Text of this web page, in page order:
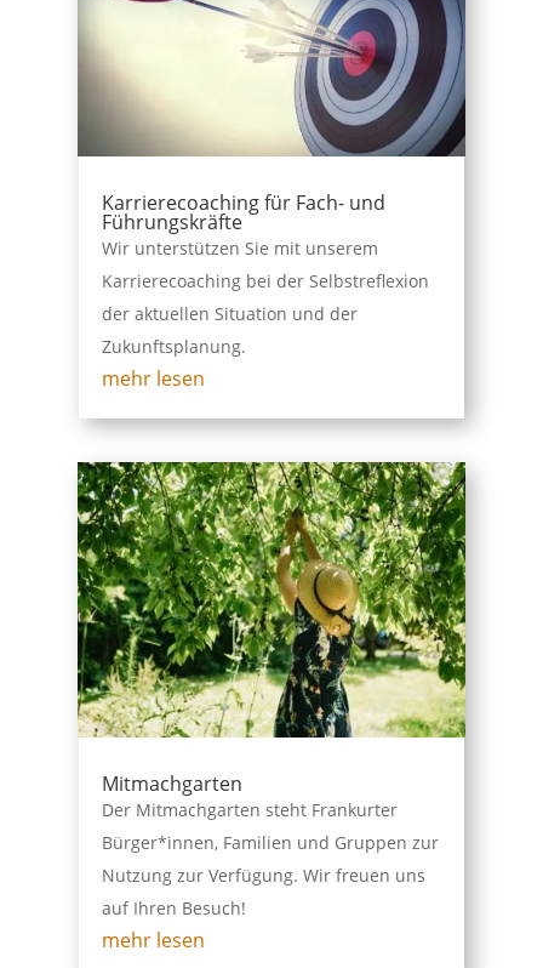
Karrierecoaching für Fach- und
Führungskräfte
Wir unterstützen Sie mit unserem
Karrierecoaching bei der Selbstreflexion
der aktuellen Situation und der
Zukunftsplanung.
mehr lesen
Mitmachgarten
Der Mitmachgarten steht Frankurter
Bürger*innen, Familien und Gruppen zur
Nutzung zur Verfügung. Wir freuen uns
auf Ihren Besuch!
mehr lesen